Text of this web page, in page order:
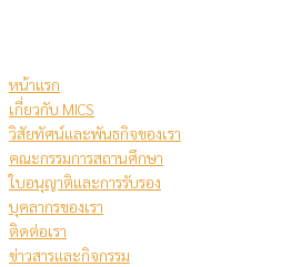
หน้าแรก
เกี่ยวกับ MICS
วิสัยทัศน์และพันธกิจของเรา
คณะกรรมการสถานศึกษา
ใบอนุญาติและการรับรอง
บุคลากรของเรา
ติดต่อเรา
ข่าวสารและกิจกรรม